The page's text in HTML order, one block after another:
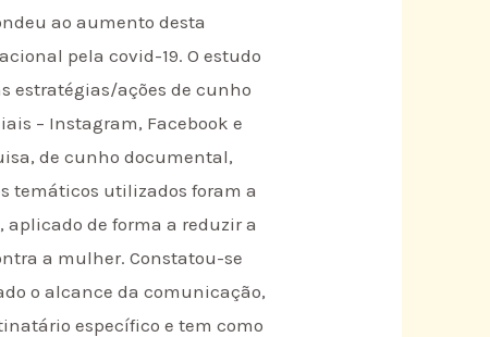
ao aumento desta
pela covid-19. O estudo
estratégias/ações de cunho
– Instagram, Facebook e
de cunho documental,
temáticos utilizados foram a
de forma a reduzir a
a mulher. Constatou-se
o alcance da comunicação,
específico e tem como